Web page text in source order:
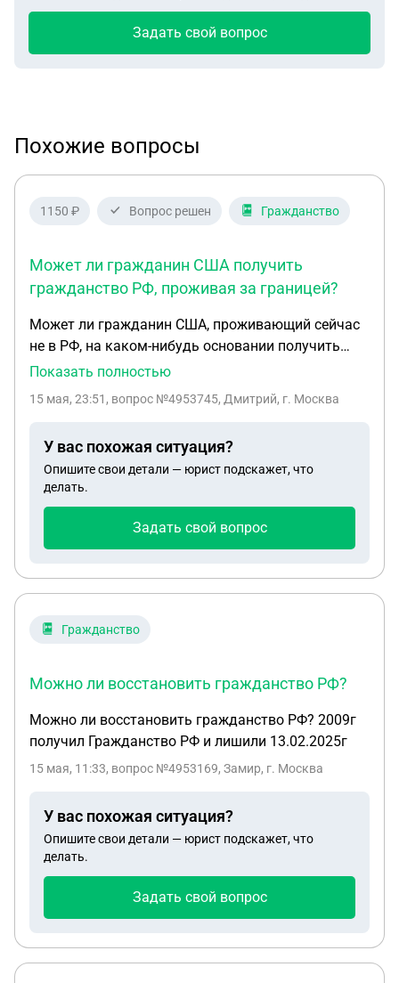
Задать свой вопрос
Похожие вопросы
1150 ₽ Вопрос решен Гражданство
Может ли гражданин США получить
гражданство РФ, проживая за границей?
Может ли гражданин США, проживающий сейчас
не в РФ, на каком-нибудь основании получить
гражданство РФ заграницей, если: - есть супруг и
несколько лет назад жил и работал в РФ
Показать полностью
15 мая, 23:51 , вопрос №4953745, Дмитрий, г. Москва
У вас похожая ситуация?
Опишите свои детали — юрист подскажет, что
делать.
Задать свой вопрос
Гражданство
Можно ли восстановить гражданство РФ?
Можно ли восстановить гражданство РФ? 2009г
получил Гражданство РФ и лишили 13.02.2025г
15 мая, 11:33, вопрос №4953169, Замир, г. Москва
У вас похожая ситуация?
Опишите свои детали — юрист подскажет, что
делать.
Задать свой вопрос